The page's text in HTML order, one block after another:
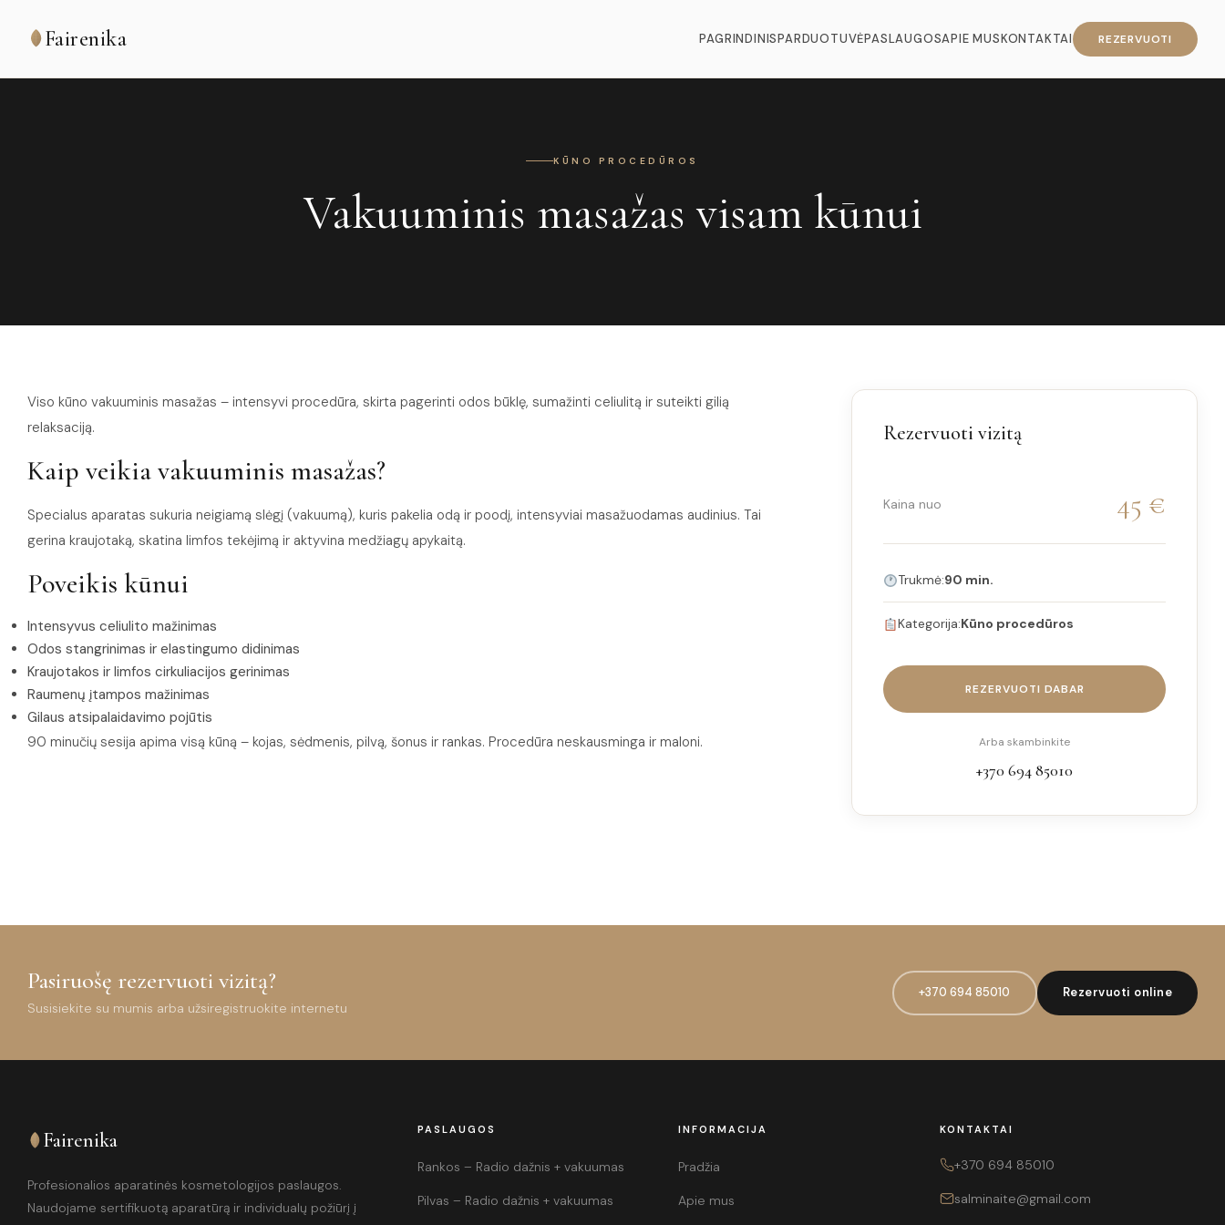
Fairenika PAGRINDINISPARDUOTUVĖPASLAUGOSAPIE MUSKONTAKTAI REZERVUOTI
KŪNO PROCEDŪROS
Vakuuminis masažas visam kūnui
Viso kūno vakuuminis masažas – intensyvi procedūra, skirta pagerinti odos būklę, sumažinti celiulitą ir suteikti gilią
relaksaciją.
Kaip veikia vakuuminis masažas?
Specialus aparatas sukuria neigiamą slėgį (vakuumą), kuris pakelia odą ir poodį, intensyviai masažuodamas audinius. Tai
gerina kraujotaką, skatina limfos tekėjimą ir aktyvina medžiagų apykaitą.
Poveikis kūnui
Intensyvus celiulito mažinimas
Odos stangrinimas ir elastingumo didinimas
Kraujotakos ir limfos cirkuliacijos gerinimas
Raumenų įtampos mažinimas
Gilaus atsipalaidavimo pojūtis
90 minučių sesija apima visą kūną – kojas, sėdmenis, pilvą, šonus ir rankas. Procedūra neskausminga ir maloni.
Rezervuoti vizitą
Kaina nuo 45 €
Trukmė:90 min.
Kategorija:Kūno procedūros
REZERVUOTI DABAR
Arba skambinkite
+370 694 85010
Pasiruošę rezervuoti vizitą?
Susisiekite su mumis arba užsiregistruokite internetu
+370 694 85010 Rezervuoti online
Fairenika
Profesionalios aparatinės kosmetologijos paslaugos.
Naudojame sertifikuotą aparatūrą ir individualų požiūrį į
PASLAUGOS
Rankos – Radio dažnis + vakuumas
Pilvas – Radio dažnis + vakuumas
INFORMACIJA
Pradžia
Apie mus
KONTAKTAI
+370 694 85010
salminaite@gmail.com